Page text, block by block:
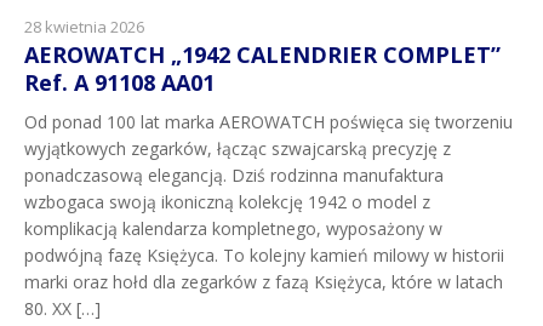
28 kwietnia 2026
AEROWATCH „1942 CALENDRIER COMPLET”
Ref. A 91108 AA01
Od ponad 100 lat marka AEROWATCH poświęca się tworzeniu
wyjątkowych zegarków, łącząc szwajcarską precyzję z
ponadczasową elegancją. Dziś rodzinna manufaktura
wzbogaca swoją ikoniczną kolekcję 1942 o model z
komplikacją kalendarza kompletnego, wyposażony w
podwójną fazę Księżyca. To kolejny kamień milowy w historii
marki oraz hołd dla zegarków z fazą Księżyca, które w latach
80. XX […]